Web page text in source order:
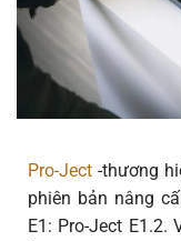
Pro-Ject -thương
phiên bản nâng
E1: Pro-Ject E1.2.